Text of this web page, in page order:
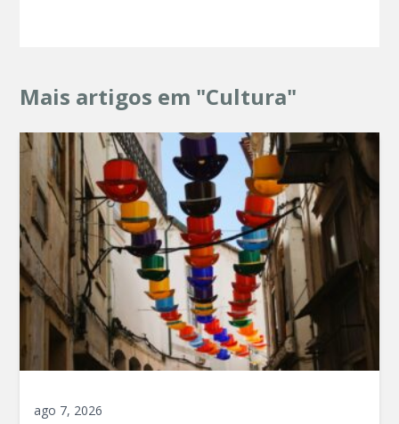
Mais artigos em "Cultura"
ago 7, 2026